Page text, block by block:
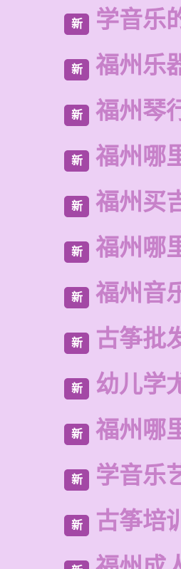
新 学音乐
新 福州乐
新 福州琴
新 福州哪
新 福州买
新 福州哪
新 福州音
新 古筝批
新 幼儿学
新 福州哪
新 学音乐
新 古筝培